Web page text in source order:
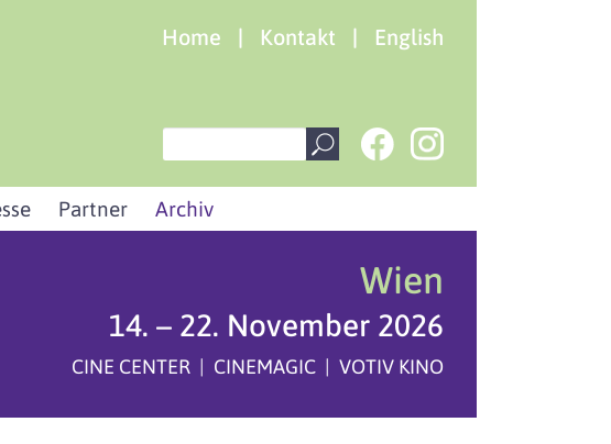
Home | Kontakt | English
Partner Archiv
Wien
14. – 22. November 2026
CINE CENTER | CINEMAGIC | VOTIV KINO